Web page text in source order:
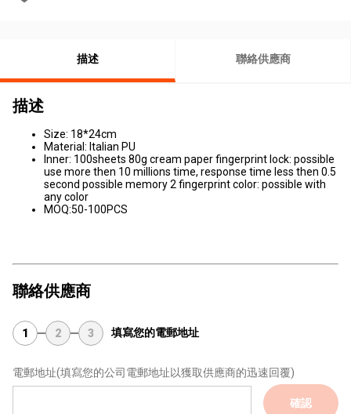
描述 聯絡供應商
描述
Size: 18*24cm
Material: Italian PU
Inner: 100sheets 80g cream paper fingerprint lock: possible
use more then 10 millions time, response time less then 0.5
second possible memory 2 fingerprint color: possible with
any color
MOQ:50-100PCS
聯絡供應商
1 2 3 填寫您的電郵地址
電郵地址(填寫您的公司電郵地址以獲取供應商的迅速回覆)
確認